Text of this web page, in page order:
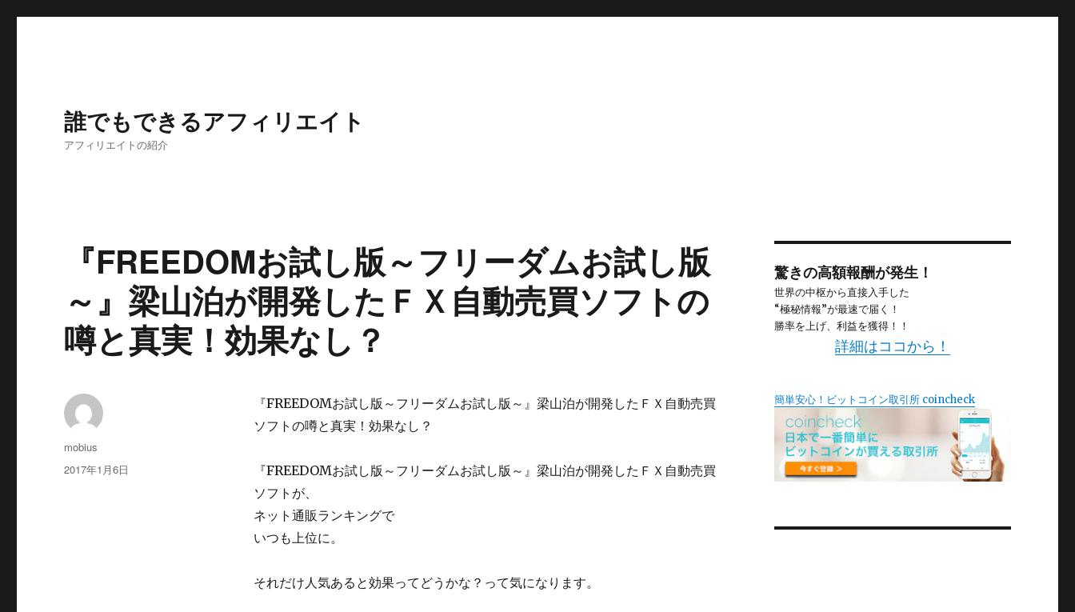
誰でもできるアフィリエイト
アフィリエイトの紹介
『FREEDOMお試し版～フリーダムお試し版
～』梁山泊が開発したＦＸ自動売買ソフトの
噂と真実！効果なし？
『FREEDOMお試し版～フリーダムお試し版～』梁山泊が開発したＦＸ自動売買
ソフトの噂と真実！効果なし？
『FREEDOMお試し版～フリーダムお試し版～』梁山泊が開発したＦＸ自動売買
ソフトが、
ネット通販ランキングで
いつも上位に。
それだけ人気あると効果ってどうかな？って気になります。
投
稿
mobius
投
2017年1月6日
驚きの高額報酬が発生！
世界の中枢から直接入手した
“極秘情報”が最速で届く！
勝率を上げ、利益を獲得！！
詳細はココから！
簡単安心！ビットコイン取引所 coincheck